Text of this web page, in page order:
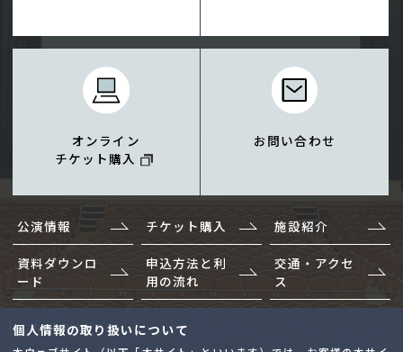
個人情報の取り扱いについて
オンライン
チケット購入
お問い合わせ
公演情報 チケット購入 施設紹介
資料ダウンロ
ード
申込方法と利
用の流れ
交通・アクセ
ス
サイトマップ